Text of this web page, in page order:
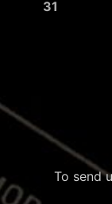
31
To send